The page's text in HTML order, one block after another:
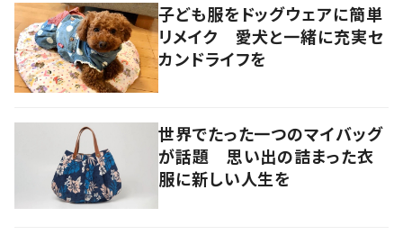
子ども服をドッグウェアに簡単
リメイク 愛犬と一緒に充実セ
カンドライフを
世界でたった一つのマイバッグ
が話題 思い出の詰まった衣
服に新しい人生を